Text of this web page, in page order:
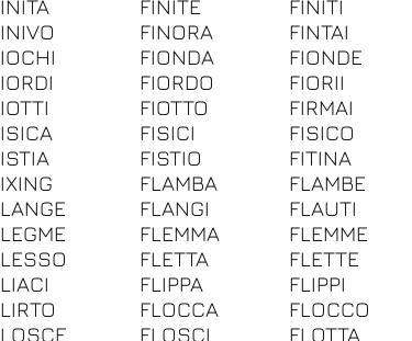
FINITE FINITI
FINORA FINTAI
FIONDA FIONDE
FIORDO FIORII
FIOTTO FIRMAI
FISICI FISICO
FISTIO FITINA
FLAMBA FLAMBE
FLANGI FLAUTI
FLEMMA FLEMME
FLETTA FLETTE
FLIPPA FLIPPI
FLOCCA FLOCCO
FLOSCI FLOTTA